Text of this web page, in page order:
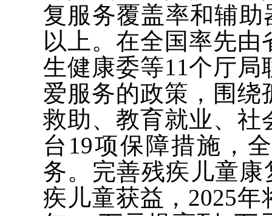
复服务覆盖率和辅助
以上。在全国率先
生健康委等11个厅
爱服务的政策，围绕
救助、教育就业、社
台19项保障措施，
务。完善残疾儿童
疾儿童获益，2025